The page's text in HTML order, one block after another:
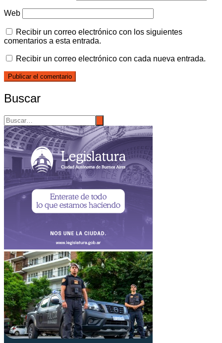
Web
Recibir un correo electrónico con los siguientes
comentarios a esta entrada.
Recibir un correo electrónico con cada nueva entrada.
Buscar